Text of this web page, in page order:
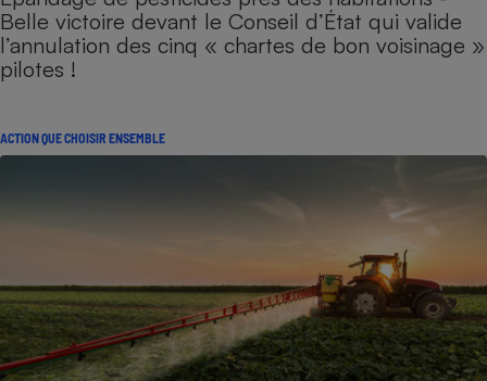
Belle victoire devant le Conseil d’État qui valide
l’annulation des cinq « chartes de bon voisinage »
pilotes !
ACTION QUE CHOISIR ENSEMBLE